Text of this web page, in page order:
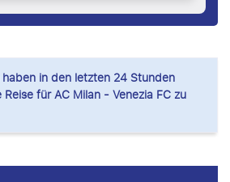
in den letzten 24 Stunden
für AC Milan - Venezia FC zu